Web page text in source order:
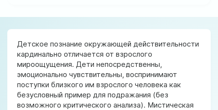
Детское познание окружающей действительности
кардинально отличается от взрослого
мироощущения. Дети непосредственны,
эмоционально чувствительны, воспринимают
поступки близкого им взрослого человека как
безусловный пример для подражания (без
возможного критического анализа). Мистическая